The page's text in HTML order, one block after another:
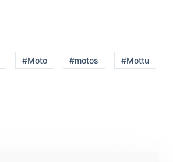
#Moto #motos #Mottu